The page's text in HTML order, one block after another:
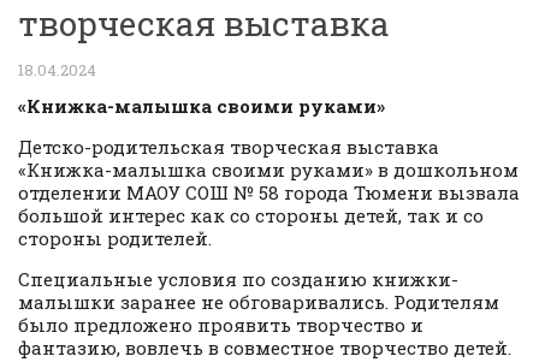
творческая выставка
18.04.2024
«Книжка-малышка своими руками»
Детско-родительская творческая выставка
«Книжка-малышка своими руками» в дошкольном
отделении МАОУ СОШ № 58 города Тюмени вызвала
большой интерес как со стороны детей, так и со
стороны родителей.
Специальные условия по созданию книжки-
малышки заранее не обговаривались. Родителям
было предложено проявить творчество и
фантазию, вовлечь в совместное творчество детей.